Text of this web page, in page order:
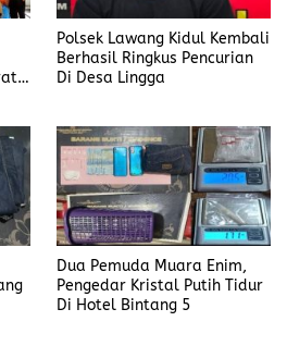
Polsek Lawang Kidul Kembali
Berhasil Ringkus Pencurian
Di Desa Lingga
Dua Pemuda Muara Enim,
Pengedar Kristal Putih Tidur
Di Hotel Bintang 5